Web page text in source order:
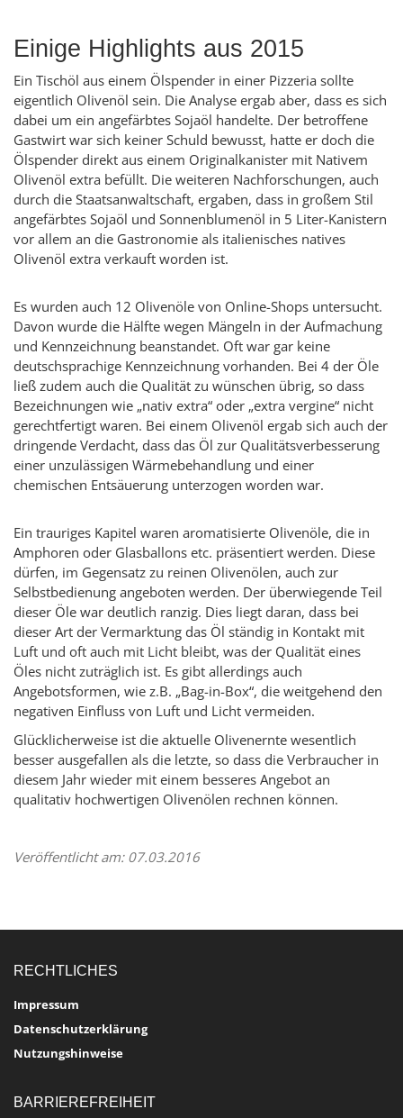
Einige Highlights aus 2015
Ein Tischöl aus einem Ölspender in einer Pizzeria sollte
eigentlich Olivenöl sein. Die Analyse ergab aber, dass es sich
dabei um ein angefärbtes Sojaöl handelte. Der betroffene
Gastwirt war sich keiner Schuld bewusst, hatte er doch die
Ölspender direkt aus einem Originalkanister mit Nativem
Olivenöl extra befüllt. Die weiteren Nachforschungen, auch
durch die Staatsanwaltschaft, ergaben, dass in großem Stil
angefärbtes Sojaöl und Sonnenblumenöl in 5 Liter-Kanistern
vor allem an die Gastronomie als italienisches natives
Olivenöl extra verkauft worden ist.
Es wurden auch 12 Olivenöle von Online-Shops untersucht.
Davon wurde die Hälfte wegen Mängeln in der Aufmachung
und Kennzeichnung beanstandet. Oft war gar keine
deutschsprachige Kennzeichnung vorhanden. Bei 4 der Öle
ließ zudem auch die Qualität zu wünschen übrig, so dass
Bezeichnungen wie „nativ extra“ oder „extra vergine“ nicht
gerechtfertigt waren. Bei einem Olivenöl ergab sich auch der
dringende Verdacht, dass das Öl zur Qualitätsverbesserung
einer unzulässigen Wärmebehandlung und einer
chemischen Entsäuerung unterzogen worden war.
Ein trauriges Kapitel waren aromatisierte Olivenöle, die in
Amphoren oder Glasballons etc. präsentiert werden. Diese
dürfen, im Gegensatz zu reinen Olivenölen, auch zur
Selbstbedienung angeboten werden. Der überwiegende Teil
dieser Öle war deutlich ranzig. Dies liegt daran, dass bei
dieser Art der Vermarktung das Öl ständig in Kontakt mit
Luft und oft auch mit Licht bleibt, was der Qualität eines
Öles nicht zuträglich ist. Es gibt allerdings auch
Angebotsformen, wie z.B. „Bag-in-Box“, die weitgehend den
negativen Einfluss von Luft und Licht vermeiden.
Glücklicherweise ist die aktuelle Olivenernte wesentlich
besser ausgefallen als die letzte, so dass die Verbraucher in
diesem Jahr wieder mit einem besseres Angebot an
qualitativ hochwertigen Olivenölen rechnen können.
Veröffentlicht am: 07.03.2016
RECHTLICHES
Impressum
Datenschutzerklärung
Nutzungshinweise
BARRIEREFREIHEIT